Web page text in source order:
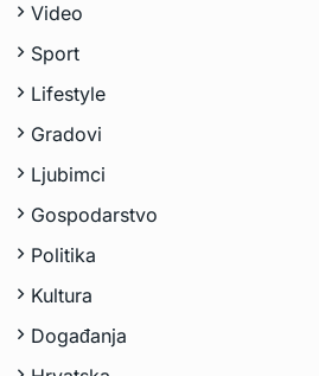
Video
Sport
Lifestyle
Gradovi
Ljubimci
Gospodarstvo
Politika
Kultura
Događanja